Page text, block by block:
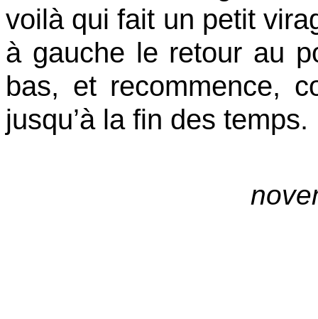
voilà qui fait un petit
à gauche le retour au
bas, et recommence,
jusqu’à la fin des temps.